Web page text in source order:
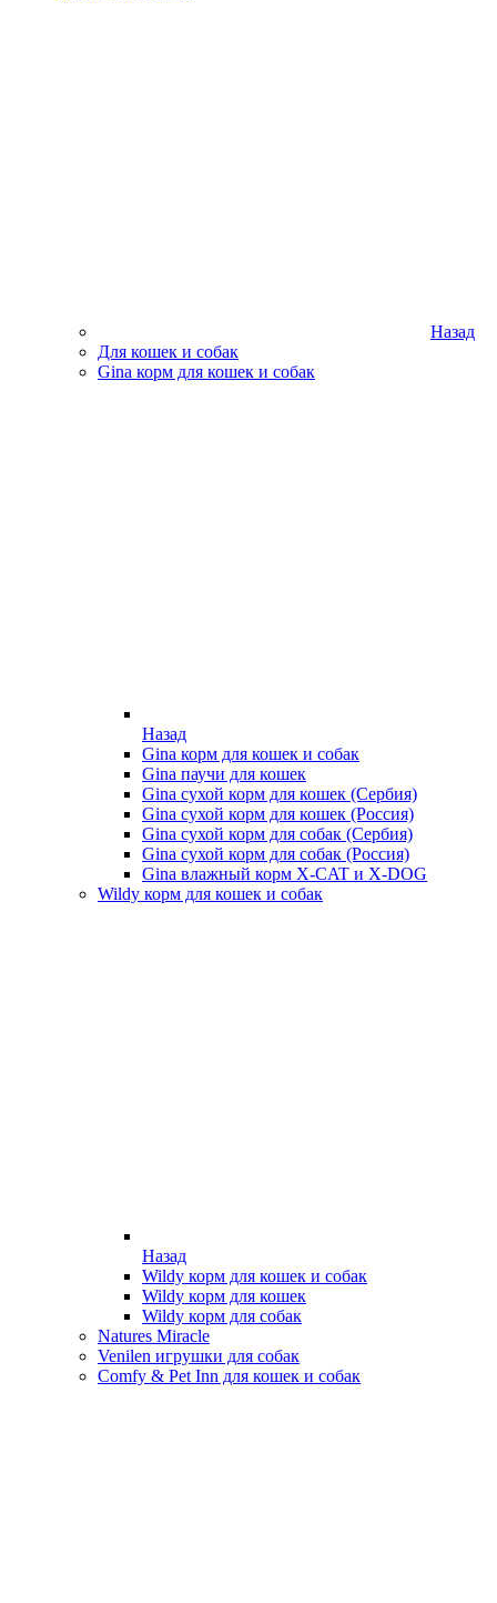
Назад
Для кошек и собак
Gina корм для кошек и собак
Назад
Gina корм для кошек и собак
Gina паучи для кошек
Gina сухой корм для кошек (Сербия)
Gina сухой корм для кошек (Россия)
Gina сухой корм для собак (Сербия)
Gina сухой корм для собак (Россия)
Gina влажный корм X-CAT и X-DOG
Wildy корм для кошек и собак
Назад
Wildy корм для кошек и собак
Wildy корм для кошек
Wildy корм для собак
Natures Miracle
Venilen игрушки для собак
Comfy & Pet Inn для кошек и собак